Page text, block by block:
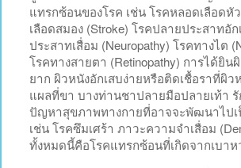
แทรกซ้อนของโรค เช่น โรคหลอดเลือดหั
เลือดสมอง (Stroke) โรคปลายประสาทอั
ประสาทเสื่อม (Neuropathy) โรคทางไต
โรคทางสายตา (Retinopathy) การได้ยิ
ยาก ผิวหนังอักเสบง่ายหรือติดเชื้อราที่ผิว
แผลที่ขา บางท่านชาปลายมือปลายเท้า
ปัญหาสุขภาพทางกายที่อาจจะพัฒนาไปเ
เช่น โรคซึมเศร้า ภาวะความจำเสื่อม
ทั้งหมดนี้คือโรคแทรกซ้อนที่เกิดจากเบา